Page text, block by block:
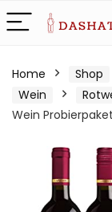
Home Shop
Wein
Wein